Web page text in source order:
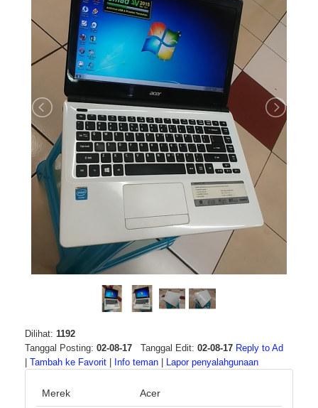
Dilihat: 1192
Tanggal Posting: 02-08-17 Tanggal Edit: 02-08-17 Reply to Ad
Tambah ke Favorit Info teman Lapor penyalahgunaan
Merek Acer